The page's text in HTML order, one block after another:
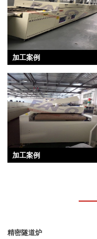
加工案例
加工案例
精密隧道炉